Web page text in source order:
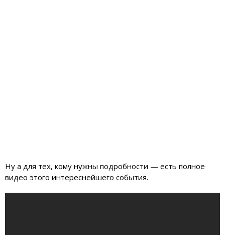
Ну а для тех, кому нужны подробности — есть полное
видео этого интереснейшего события.